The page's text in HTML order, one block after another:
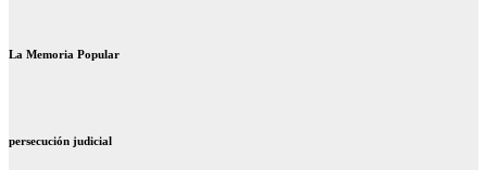
La Memoria Popular
persecución judicial